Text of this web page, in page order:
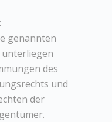
genannten
des
und
der